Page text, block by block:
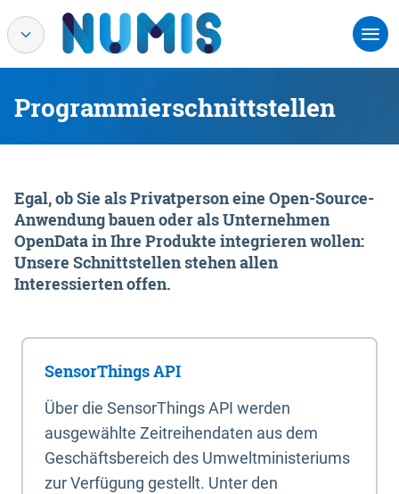
Programmierschnittstellen
Egal, ob Sie als Privatperson eine Open-Source-
Anwendung bauen oder als Unternehmen
OpenData in Ihre Produkte integrieren wollen:
Unsere Schnittstellen stehen allen
Interessierten offen.
SensorThings API
Über die SensorThings API werden
ausgewählte Zeitreihendaten aus dem
Geschäftsbereich des Umweltministeriums
zur Verfügung gestellt. Unter den